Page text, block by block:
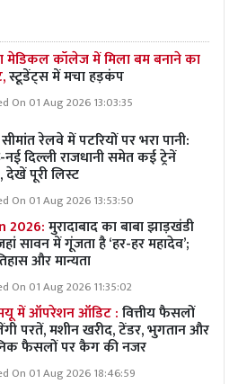
मेडिकल कॉलेज में मिला बम बनाने का
स्टूडेंट्स में मचा हड़कंप
On 01 Aug 2026 13:03:35
सीमांत रेलवे में पटरियों पर भरा पानी:
नई दिल्ली राजधानी समेत कई ट्रेनें
देखें पूरी लिस्ट
On 01 Aug 2026 13:53:50
2026:मुरादाबाद का बाबा झाड़खंडी
सावन में गूंजता है ‘हर-हर महादेव’;
और मान्यता
On 01 Aug 2026 11:35:02
में ऑपरेशन ऑडिट :वित्तीय फैसलों
परतें, मशीन खरीद, टेंडर, भुगतान और
फैसलों पर कैग की नजर
On 01 Aug 2026 18:46:59